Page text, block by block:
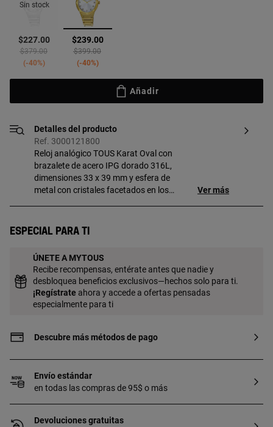
Sin stock
$227.00
Price reduced from
$379.00to
-40%
seleccionado
$239.00
Price reduced from
$399.00to
-40%
Añadir
Detalles del producto
Ref. 3000121800
Reloj analógico TOUS Karat Oval con
brazalete de acero IPG dorado 316L,
dimensiones 33 x 39 mm y esfera de
metal con cristales facetados en los
Oxido de plata SR621SW/0,3 gramos.
desplegable con pulsadores.
Ver más
Especial para ti
ÚNETE A MYTOUS
Recibe recompensas, entérate antes que nadie y
desbloquea beneficios exclusivos—hechos solo para ti.
¡Regístrate ahora y accede a ofertas pensadas
especialmente para ti
Descubre más métodos de pago
Envío estándar
en todas las compras de 95$ o más
Devoluciones gratuitas